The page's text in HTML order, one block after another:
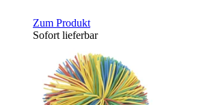
Zum Produkt
Sofort lieferbar